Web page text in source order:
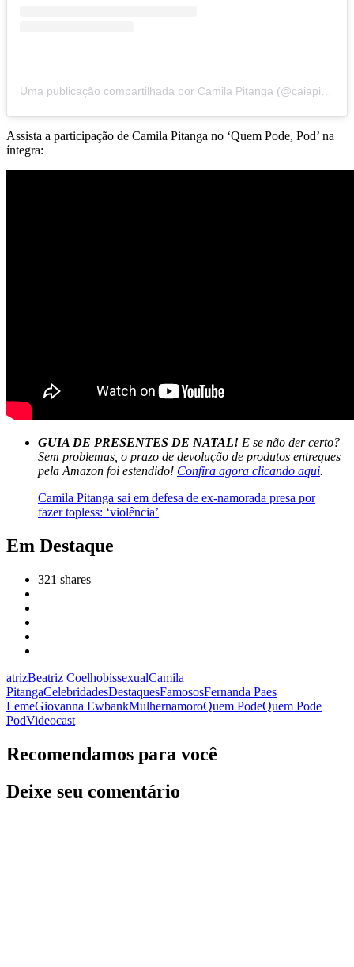
Uma publicação compartilhada por Camila Pitanga (@caiapitanga)
Assista a participação de Camila Pitanga no ‘Quem Pode, Pod’ na
íntegra:
GUIA DE PRESENTES DE NATAL! E se não der certo?
Sem problemas, o prazo de devolução de produtos entregues
pela Amazon foi estendido! Confira agora clicando aqui.
Camila Pitanga sai em defesa de ex-namorada presa por
fazer topless: ‘violência’
Em Destaque
321 shares
atrizBeatriz CoelhobissexualCamila
PitangaCelebridadesDestaquesFamososFernanda Paes
LemeGiovanna EwbankMulhernamoroQuem PodeQuem Pode
PodVideocast
Recomendamos para você
Deixe seu comentário